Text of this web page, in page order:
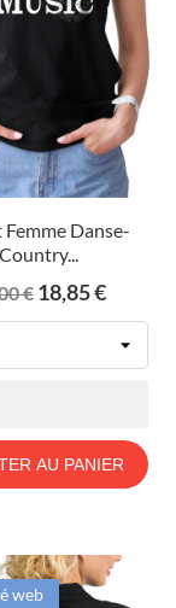
Danse-
Country...
€ Prix
18,85 €
AU PANIER
web